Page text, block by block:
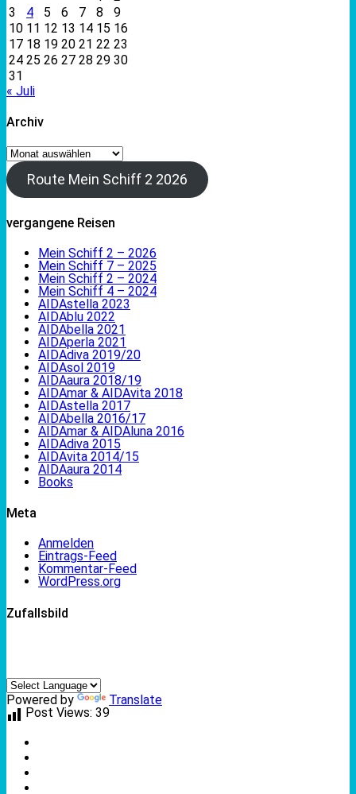
3
4 5 6 7 8
9
10 11 12 13 14 15 16
17 18 19 20 21 22 23
24 25 26 27 28 29 30
31
« Juli
Archiv
Archiv
Route Mein Schiff 2 2026
vergangene Reisen
Mein Schiff 2 – 2026
Mein Schiff 7 – 2025
Mein Schiff 2 – 2024
Mein Schiff 4 – 2024
AIDAstella 2023
AIDAblu 2022
AIDAbella 2021
AIDAperla 2021
AIDAdiva 2019/20
AIDAsol 2019
AIDAaura 2018/19
AIDAmar & AIDAvita 2018
AIDAstella 2017
AIDAbella 2016/17
AIDAmar & AIDAluna 2016
AIDAdiva 2015
AIDAvita 2014/15
AIDAaura 2014
Books
Meta
Anmelden
Eintrags-Feed
Kommentar-Feed
WordPress.org
Zufallsbild
Powered by
Translate
Post Views: 39